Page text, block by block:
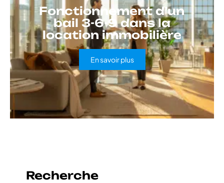
Fonctionnement d’un
bail 3-6-9 dans la
location immobilière
En savoir plus
Recherche